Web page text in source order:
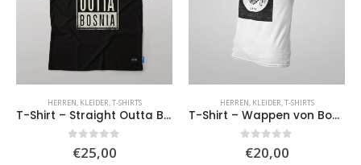
HERREN,KLEIDER,T-SHIRTS
0 von 5
€20,00
HERREN,KLEIDER,T-SHIRTS
5.00von 5
€25,00